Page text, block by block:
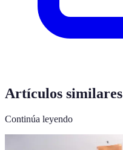
Artículos similares
Continúa leyendo